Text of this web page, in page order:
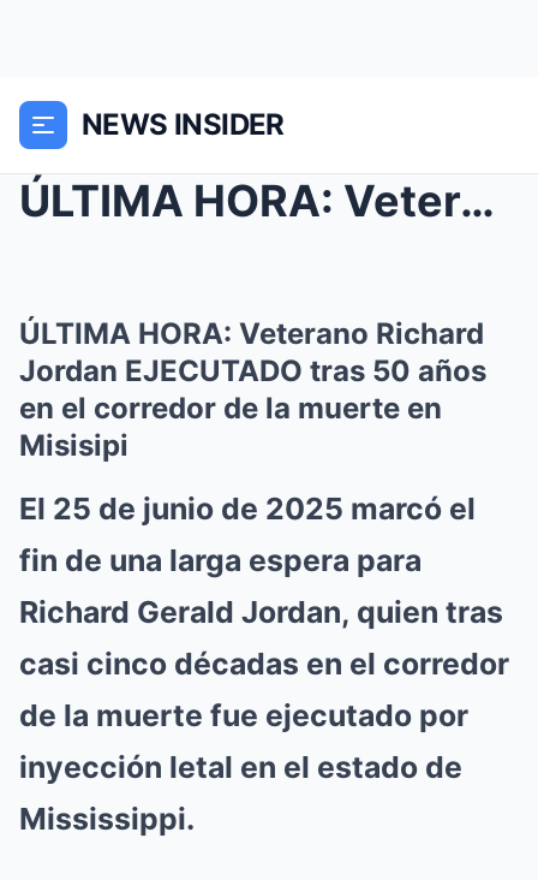
NEWS INSIDER
ÚLTIMA HORA: Veterano Richard Jordan EJECUTADO tra...
ÚLTIMA HORA: Veterano Richard
Jordan EJECUTADO tras 50 años
en el corredor de la muerte en
Misisipi
El 25 de junio de 2025 marcó el
fin de una larga espera para
Richard Gerald Jordan, quien tras
casi cinco décadas en el corredor
de la muerte fue ejecutado por
inyección letal en el estado de
Mississippi.